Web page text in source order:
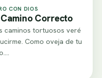
CON DIOS
Correcto
caminos tortuosos veré
Como oveja de tu